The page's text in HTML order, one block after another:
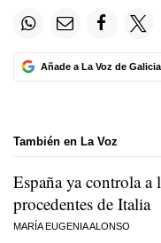
Añade a La Voz de
También en La Voz
España ya controla a
procedentes de Italia
MARÍA EUGENIA ALONSO